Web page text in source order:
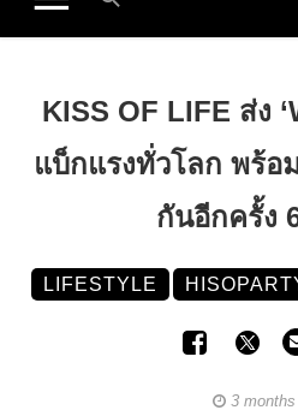
KISS OF LIFE ส่ง
แบ็กแรงทั่วโลก พร้อ
กันอีกครั้ง
LIFESTYLE
3